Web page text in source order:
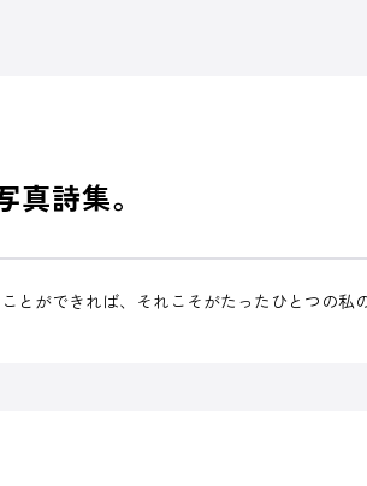
詩集。
ができれば、それこそがたったひとつの